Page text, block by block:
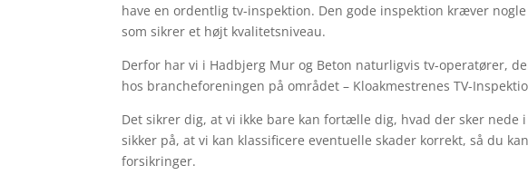
have en ordentlig tv-inspektion. Den gode inspektion kræver
som sikrer et højt kvalitetsniveau.
Derfor har vi i Hadbjerg Mur og Beton naturligvis tv-operatører,
hos brancheforeningen på området – Kloakmestrenes TV-
Det sikrer dig, at vi ikke bare kan fortælle dig, hvad der sker nede
sikker på, at vi kan klassificere eventuelle skader korrekt, så du
forsikringer.